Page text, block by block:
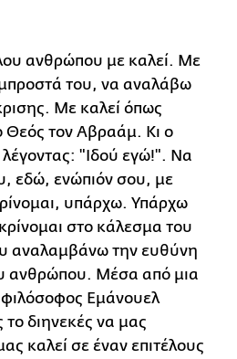
ανθρώπου με καλεί. Με
του, να αναλάβω
Με καλεί όπως
Θεός τον Αβραάμ. Κι ο
"Ιδού εγώ!". Να
εδώ, ενώπιόν σου, με
υπάρχω. Υπάρχω
στο κάλεσμα του
αναλαμβάνω την ευθύνη
ανθρώπου. Μέσα από μια
Εμάνουελ
το διηνεκές να μας
καλεί σε έναν επιτέλους